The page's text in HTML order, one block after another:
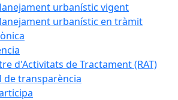
urbanístic vigent
urbanístic en tràmit
d'Activitats de Tractament (RAT)
de transparència